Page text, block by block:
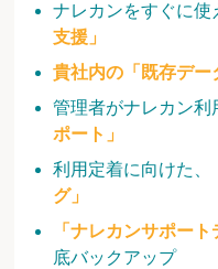
ナレカンをすぐに使
支援」
貴社内の「既存デー
管理者がナレカン利
ポート」
利用定着に向けた、
グ」
「ナレカンサポート
底バックアップ